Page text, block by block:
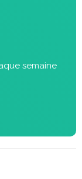
semaine